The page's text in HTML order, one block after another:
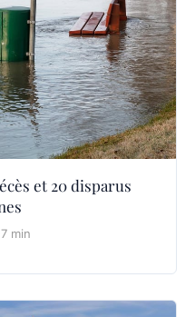
et 20 disparus
7 min